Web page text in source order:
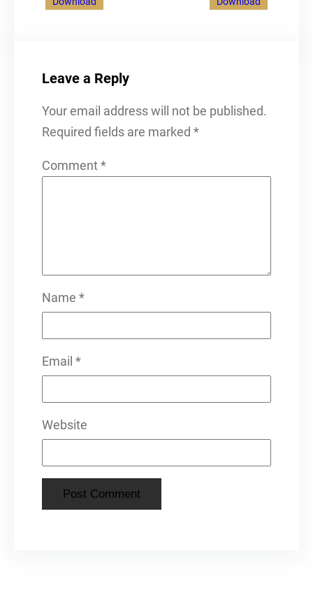
Leave a Reply
Your email address will not be published.
Required fields are marked *
Comment *
Name *
Email *
Website